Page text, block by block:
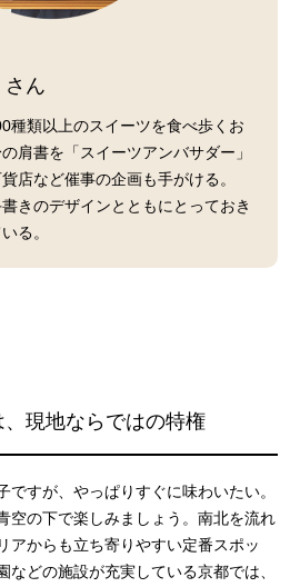
さん
種類以上のスイーツを食べ歩くお
肩書を「スイーツアンバサダー」
店など催事の企画も手がける。
きのデザインとともにとっておき
る。
現地ならではの特権
ですが、やっぱりすぐに味わいたい。
空の下で楽しみましょう。南北を流れ
アからも立ち寄りやすい定番スポッ
などの施設が充実している京都では、